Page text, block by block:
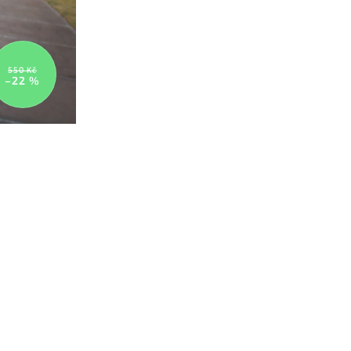
550 Kč
–22 %